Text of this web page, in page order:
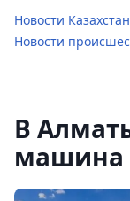
Новости
Новости
В
машина